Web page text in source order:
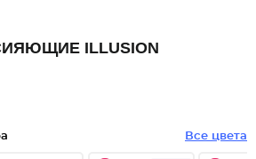
ILLUSION
Все цвета